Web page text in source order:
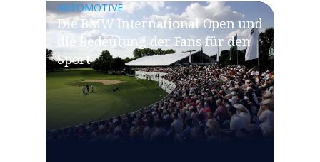
AUTOMOTIVE
Die BMW International Open und
die Bedeutung der Fans für den
Sport